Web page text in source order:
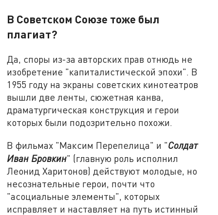
В Советском Союзе тоже был
плагиат?
Да, споры из-за авторских прав отнюдь не
изобретение "капиталистической эпохи". В
1955 году на экраны советских кинотеатров
вышли две ленты, сюжетная канва,
драматургическая конструкция и герои
которых были подозрительно похожи.
В фильмах "Максим Перепелица" и "Солдат
Иван Бровкин" (главную роль исполнил
Леонид Харитонов) действуют молодые, но
несознательные герои, почти что
"асоциальные элементы", которых
исправляет и наставляет на путь истинный